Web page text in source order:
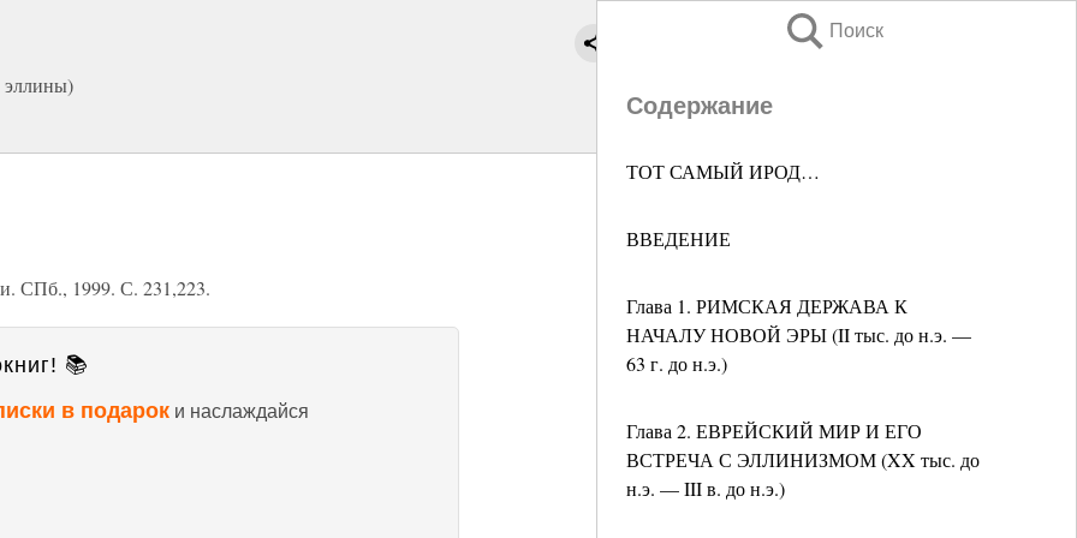
Поиск
Содержание
ТОТ САМЫЙ ИРОД…
ВВЕДЕНИЕ
Глава 1. РИМСКАЯ ДЕРЖАВА К
НАЧАЛУ НОВОЙ ЭРЫ (II тыс. до н.э. —
63 г. до н.э.)
Глава 2. ЕВРЕЙСКИЙ МИР И ЕГО
ВСТРЕЧА С ЭЛЛИНИЗМОМ (XX тыс. до
н.э. — III в. до н.э.)
СПб., 1999. С. 231,223.
📚
в подарок и наслаждайся